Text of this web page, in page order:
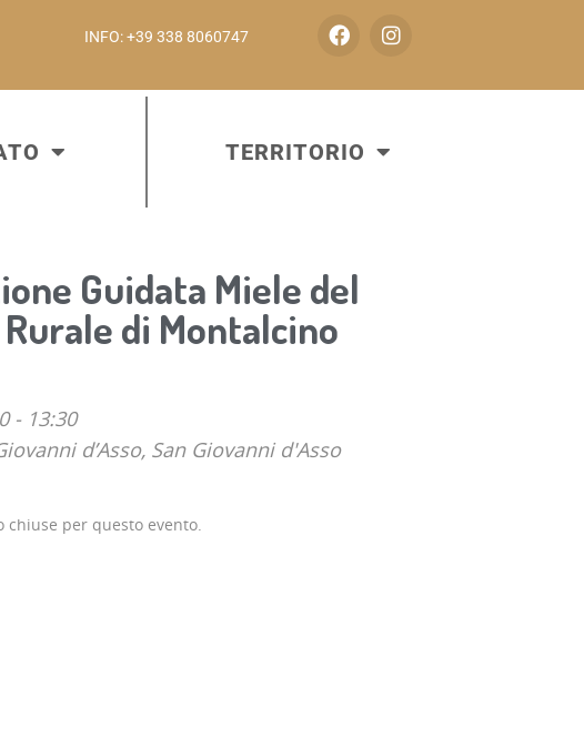
INFO: +39 338 8060747
TERRITORIO
Guidata Miele del
di Montalcino
- 13:30
d’Asso, San Giovanni d'Asso
chiuse per questo evento.